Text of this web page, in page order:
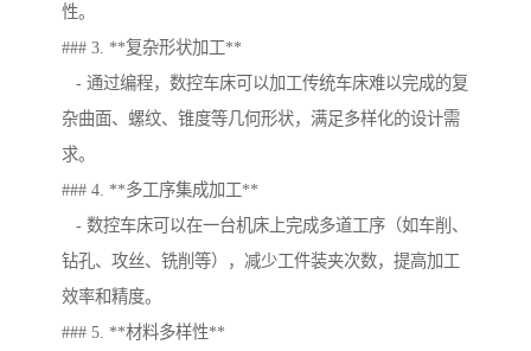
性。
### 3. **复杂形状加工**
- 通过编程，数控车床可以加工传统车床难以完成的复
杂曲面、螺纹、锥度等几何形状，满足多样化的设计需
求。
### 4. **多工序集成加工**
- 数控车床可以在一台机床上完成多道工序（如车削、
钻孔、攻丝、铣削等），减少工件装夹次数，提高加工
效率和精度。
### 5. **材料多样性**